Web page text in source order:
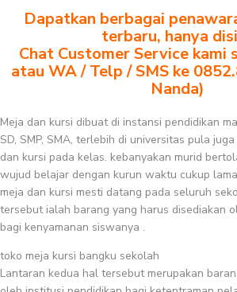
Dapatkan berbagai
terbaru, hanya
Chat Customer Service kami
atau WA / Telp / SMS ke
Nanda)
Meja dan kursi dibuat di instansi pendidikan
SD, SMP, SMA, terlebih di universitas pula
dan kursi pada kelas. kebanyakan murid
wujud belajar dengan kurun waktu cukup
meja dan kursi mesti datang pada seluruh
tersebut ialah barang yang harus disediakan
bagi kenyamanan siswanya .
toko meja kursi bangku sekolah
Lantaran kedua hal tersebut merupakan